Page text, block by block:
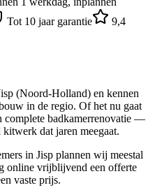
Tot 10 jaar garantie
9,4
(Noord-Holland) en kennen
in de regio. Of het nu gaat
complete badkamerrenovatie —
dat jaren meegaat.
in Jisp plannen wij meestal
online vrijblijvend een offerte
vaste prijs.